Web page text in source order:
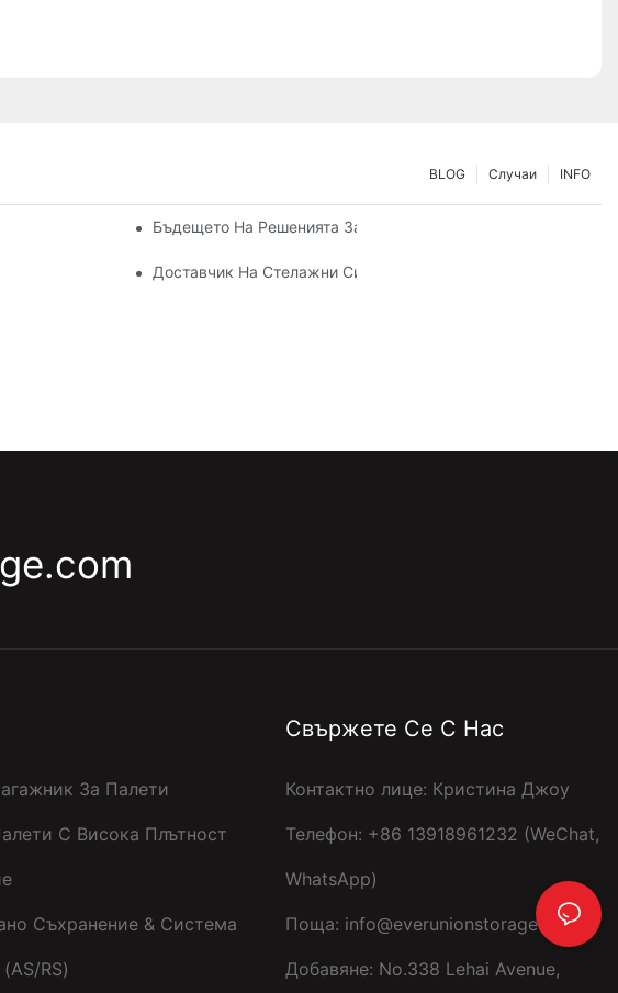
INFO
Случаи
BLOG
Адаптиране На Вашите Нужди За Съхранение
Бъдещето На Решенията За Палетни Стелажи: Тенденции И
Доставчик На Стелажни Системи: Ключови Фактори За
За Палети
С Висока Плътност
Съхранение & Система
RS)
Свържете Се С Нас
Контактно лице: Кристина Джоу
Телефон: +86 13918961232 (WeChat,
WhatsApp)
Поща: info@everunionstorage.com
Добавяне: No.338 Lehai Avenue,